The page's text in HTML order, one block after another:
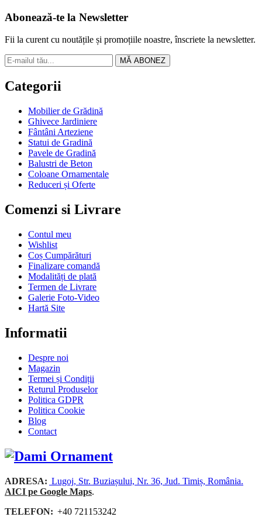
Abonează-te la Newsletter
Fii la curent cu noutățile și promoțiile noastre, înscriete la newsletter.
MĂ ABONEZ
Categorii
Mobilier de Grădină
Ghivece Jardiniere
Fântâni Arteziene
Statui de Gradină
Pavele de Gradină
Balustri de Beton
Coloane Ornamentale
Reduceri și Oferte
Comenzi si Livrare
Contul meu
Wishlist
Coș Cumpărături
Finalizare comandă
Modalități de plată
Termen de Livrare
Galerie Foto-Video
Hartă Site
Informatii
Despre noi
Magazin
Termei și Condiții
Returul Produselor
Politica GDPR
Politica Cookie
Blog
Contact
ADRESA: Lugoj, Str. Buziașului, Nr. 36, Jud. Timiș, România.
AICI pe Google Maps.
TELEFON: +40 721153242